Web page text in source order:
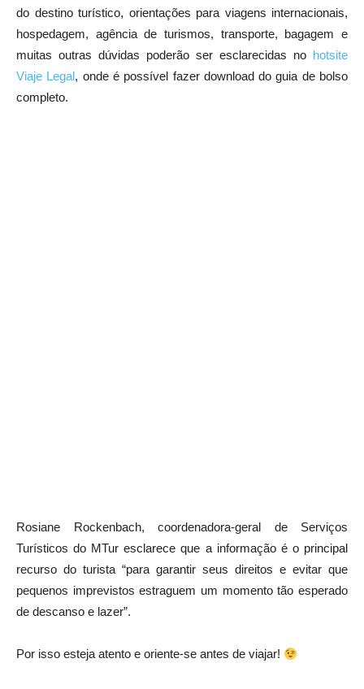
do destino turístico, orientações para viagens internacionais,
hospedagem, agência de turismos, transporte, bagagem e
muitas outras dúvidas poderão ser esclarecidas no hotsite
Viaje Legal, onde é possível fazer download do guia de bolso
completo.
Rosiane Rockenbach, coordenadora-geral de Serviços
Turísticos do MTur esclarece que a informação é o principal
recurso do turista “para garantir seus direitos e evitar que
pequenos imprevistos estraguem um momento tão esperado
de descanso e lazer”.
Por isso esteja atento e oriente-se antes de viajar!